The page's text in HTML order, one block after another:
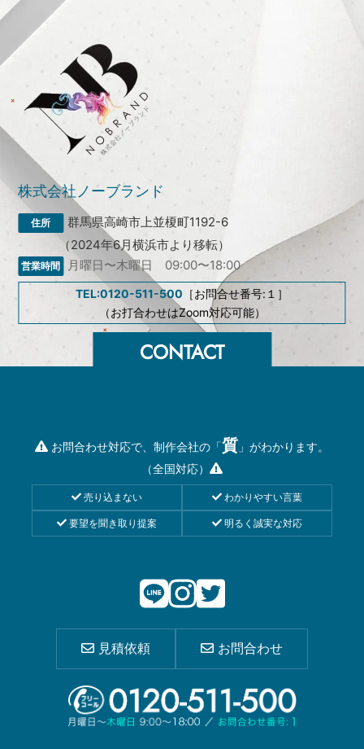
株式会社ノーブランド
群馬県高崎市上並榎町1192-6
（2024年6月横浜市より移転）
月曜日〜木曜日 09:00〜18:00
TEL:0120-511-500 ［お問合せ番号:１］
（お打合わせはZoom対応可能）
お問合わせ対応で、制作会社の「質 」がわかります。
（全国対応）
売り込まない わかりやすい言葉
要望を聞き取り提案 明るく誠実な対応
見積依頼 お問合わせ